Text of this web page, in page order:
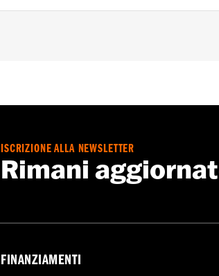
ISCRIZIONE ALLA NEWSLETTER
Rimani
FINANZIAMENTI